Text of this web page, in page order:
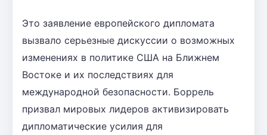
Это заявление европейского дипломата
вызвало серьезные дискуссии о возможных
изменениях в политике США на Ближнем
Востоке и их последствиях для
международной безопасности. Боррель
призвал мировых лидеров активизировать
дипломатические усилия для